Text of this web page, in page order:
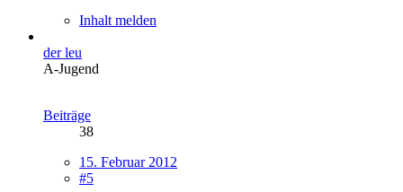
Inhalt melden
der leu
A-Jugend
Beiträge
38
15. Februar 2012
#5